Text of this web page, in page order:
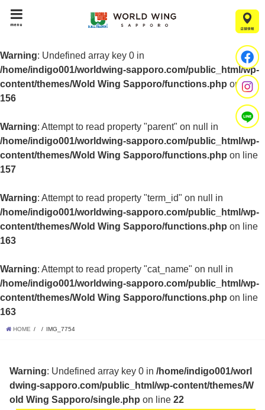
menu
Warning: Undefined array key 0 in
/home/indigo001/worldwing-sapporo.com/public_html/wp-
content/themes/Wold Wing Sapporo/functions.php on line
156
Warning: Attempt to read property "parent" on null in
/home/indigo001/worldwing-sapporo.com/public_html/wp-
content/themes/Wold Wing Sapporo/functions.php on line
157
Warning: Attempt to read property "term_id" on null in
/home/indigo001/worldwing-sapporo.com/public_html/wp-
content/themes/Wold Wing Sapporo/functions.php on line
163
Warning: Attempt to read property "cat_name" on null in
/home/indigo001/worldwing-sapporo.com/public_html/wp-
content/themes/Wold Wing Sapporo/functions.php on line
163
HOME IMG_7754
Warning: Undefined array key 0 in/home/indigo001/worl
dwing-sapporo.com/public_html/wp-content/themes/W
old Wing Sapporo/single.php on line22